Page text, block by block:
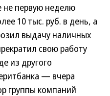
первую неделю
10 тыс. руб. в день, а
выдачу наличных
свою работу
из другого
— вчера
группы компаний